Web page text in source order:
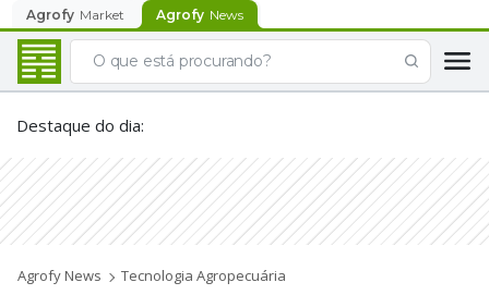
Agrofy Market Agrofy News
Destaque do dia:
Agrofy News Tecnologia Agropecuária